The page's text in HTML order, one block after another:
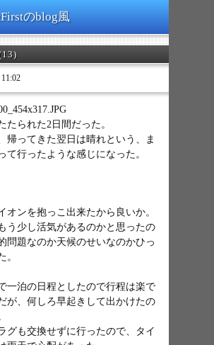
のblog風
たられた2日間だった。
帰ってきた翌日は晴れという、ま
て行ったような感じになった。
オンを抱っこ出来たから良いか。
う少し活気があるのかと思ったの
問題なのか天候のせいなのかひっ
。
一泊の日程としたので行程は楽で
が、何しろ早起きして出かけたの
グも交換せずに行ったので、タイ